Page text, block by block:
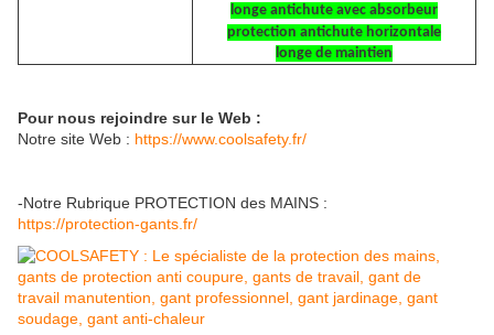
longe antichute avec absorbeur
protection antichute horizontale
longe de maintien
Pour nous rejoindre sur le Web :
Notre site Web : https://www.coolsafety.fr/
-Notre Rubrique PROTECTION des MAINS :
https://protection-gants.fr/